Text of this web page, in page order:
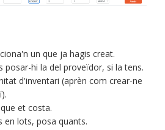
un que ja hagis creat.
posar-hi la del proveïdor, si la tens.
d'inventari (aprèn com crear-ne
).
que et costa.
en lots, posa quants.